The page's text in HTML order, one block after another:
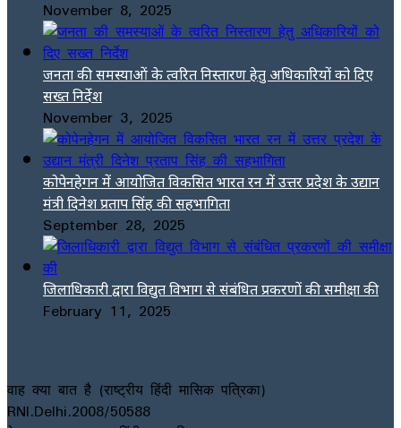
November 8, 2025
जनता की समस्याओं के त्वरित निस्तारण हेतु अधिकारियों को दिए
सख्त निर्देश
November 3, 2025
कोपेनहेगन में आयोजित विकसित भारत रन में उत्तर प्रदेश के उद्यान
मंत्री दिनेश प्रताप सिंह की सहभागिता
September 28, 2025
जिलाधिकारी द्वारा विद्युत विभाग से संबंधित प्रकरणों की समीक्षा की
February 11, 2025
वाह क्या बात है (राष्ट्रीय हिंदी मासिक पत्रिका)
RNI.Delhi.2008/50588